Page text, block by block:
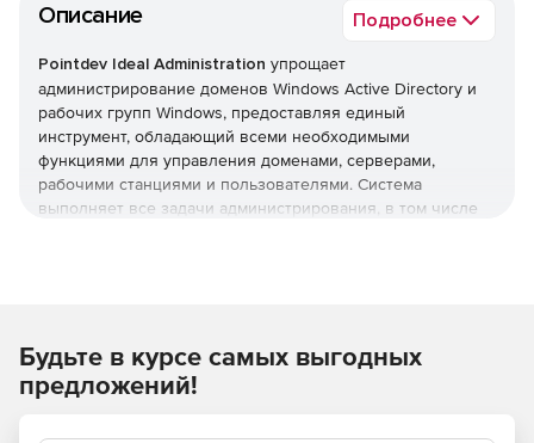
Описание Подробнее
Pointdev Ideal Administration упрощает
администрирование доменов Windows Active Directory и
рабочих групп Windows, предоставляя единый
инструмент, обладающий всеми необходимыми
функциями для управления доменами, серверами,
рабочими станциями и пользователями. Система
выполняет все задачи администрирования, в том числе
Основные функции:
Полнофункциональное централизованное
Будьте в курсе самых выгодных
предложений!